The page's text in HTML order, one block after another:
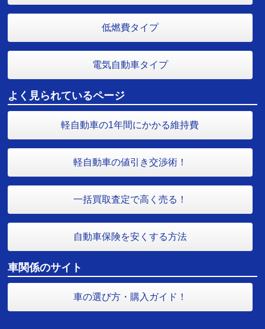
低燃費タイプ
電気自動車タイプ
よく見られているページ
軽自動車の1年間にかかる維持費
軽自動車の値引き交渉術！
一括買取査定で高く売る！
自動車保険を安くする方法
車関係のサイト
車の選び方・購入ガイド！